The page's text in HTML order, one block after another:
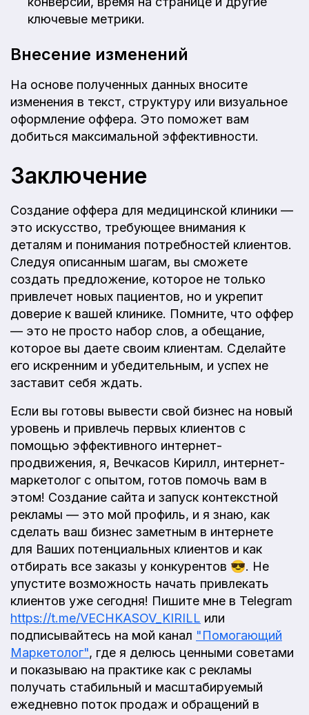
ключевые метрики.
Внесение изменений
На основе полученных данных вносите
изменения в текст, структуру или визуальное
оформление оффера. Это поможет вам
добиться максимальной эффективности.
Заключение
Создание оффера для медицинской клиники —
это искусство, требующее внимания к
деталям и понимания потребностей клиентов.
Следуя описанным шагам, вы сможете
создать предложение, которое не только
привлечет новых пациентов, но и укрепит
доверие к вашей клинике. Помните, что оффер
— это не просто набор слов, а обещание,
которое вы даете своим клиентам. Сделайте
его искренним и убедительным, и успех не
заставит себя ждать.
Если вы готовы вывести свой бизнес на новый
уровень и привлечь первых клиентов с
помощью эффективного интернет-
продвижения, я, Вечкасов Кирилл, интернет-
маркетолог с опытом, готов помочь вам в
этом! Создание сайта и запуск контекстной
рекламы — это мой профиль, и я знаю, как
сделать ваш бизнес заметным в интернете
для Ваших потенциальных клиентов и как
отбирать все заказы у конкурентов 😎. Не
упустите возможность начать привлекать
клиентов уже сегодня! Пишите мне в Telegram
https://t.me/VECHKASOV_KIRILL или
подписывайтесь на мой канал "Помогающий
Маркетолог", где я делюсь ценными советами
и показываю на практике как с рекламы
получать стабильный и масштабируемый
ежедневно поток продаж и обращений в